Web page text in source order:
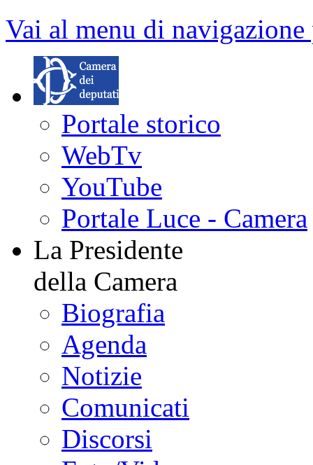
Vai al menu di
Portale storico
WebTv
YouTube
Portale Luce - Camera
La Presidente
della Camera
Biografia
Agenda
Notizie
Comunicati
Discorsi